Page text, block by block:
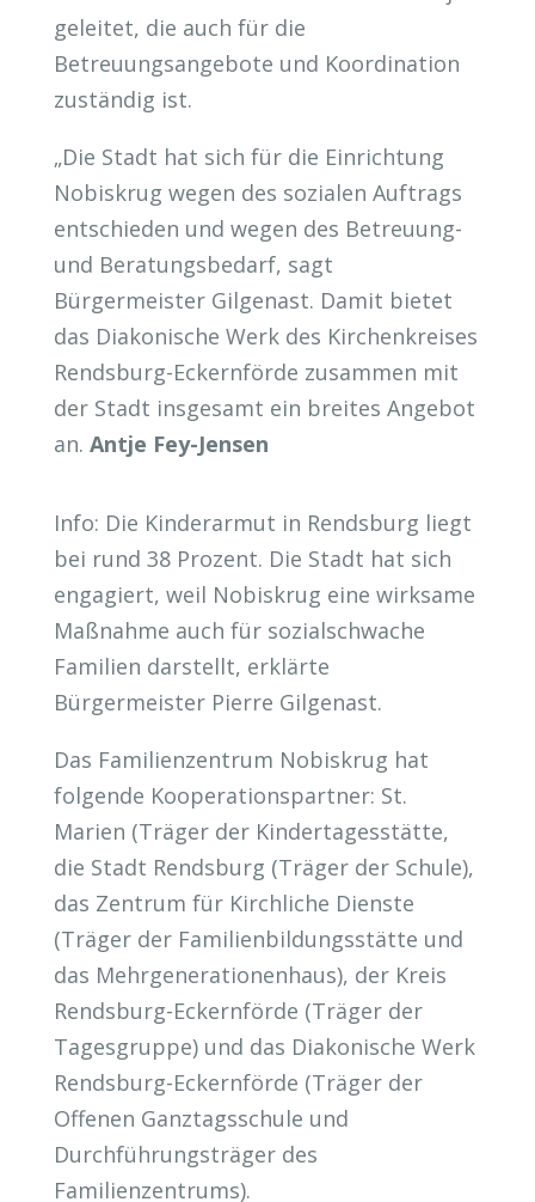
geleitet, die auch für die
Betreuungsangebote und Koordination
zuständig ist.
„Die Stadt hat sich für die Einrichtung
Nobiskrug wegen des sozialen Auftrags
entschieden und wegen des Betreuung-
und Beratungsbedarf, sagt
Bürgermeister Gilgenast. Damit bietet
das Diakonische Werk des Kirchenkreises
Rendsburg-Eckernförde zusammen mit
der Stadt insgesamt ein breites Angebot
an. Antje Fey-Jensen
Info: Die Kinderarmut in Rendsburg liegt
bei rund 38 Prozent. Die Stadt hat sich
engagiert, weil Nobiskrug eine wirksame
Maßnahme auch für sozialschwache
Familien darstellt, erklärte
Bürgermeister Pierre Gilgenast.
Das Familienzentrum Nobiskrug hat
folgende Kooperationspartner: St.
Marien (Träger der Kindertagesstätte,
die Stadt Rendsburg (Träger der Schule),
das Zentrum für Kirchliche Dienste
(Träger der Familienbildungsstätte und
das Mehrgenerationenhaus), der Kreis
Rendsburg-Eckernförde (Träger der
Tagesgruppe) und das Diakonische Werk
Rendsburg-Eckernförde (Träger der
Offenen Ganztagsschule und
Durchführungsträger des
Familienzentrums).